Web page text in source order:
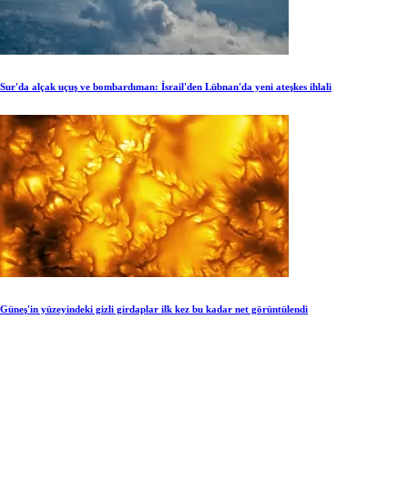
Sur'da alçak uçuş ve bombardıman: İsrail'den Lübnan'da yeni ateşkes ihlali
Güneş'in yüzeyindeki gizli girdaplar ilk kez bu kadar net görüntülendi